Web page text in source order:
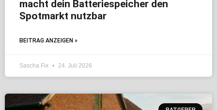
macht dein Batteriespeicher den
Spotmarkt nutzbar
BEITRAG ANZEIGEN »
Sascha Fix 24. Juli 2026